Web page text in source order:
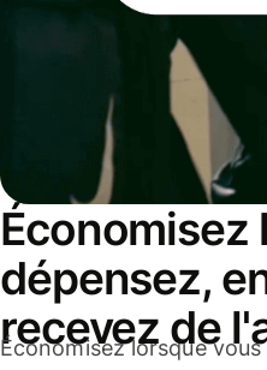
Économisez
dépensez,
recevez de
Économisez lorsque